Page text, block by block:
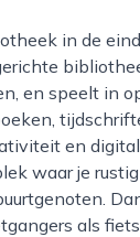
en speelt in
en
waar je
als